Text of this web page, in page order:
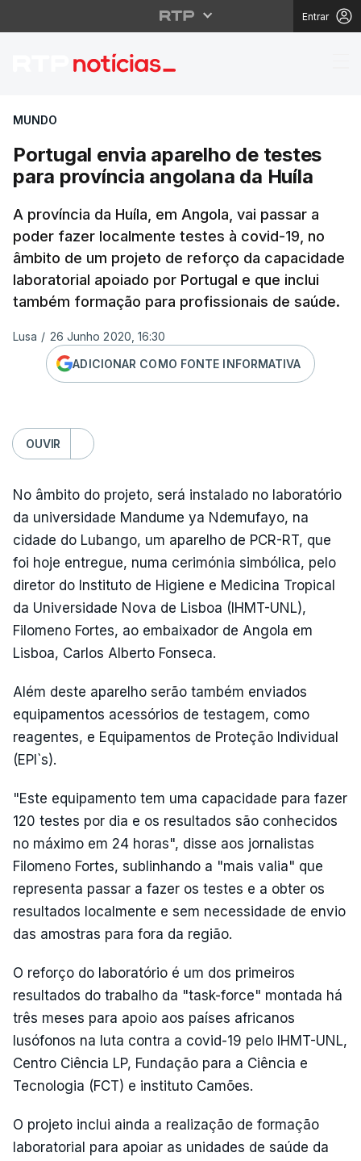
Entrar
Portugal envia
MUNDO
Portugal envia aparelho de testes
para província angolana da Huíla
A província da Huíla, em Angola, vai passar a
poder fazer localmente testes à covid-19, no
âmbito de um projeto de reforço da capacidade
laboratorial apoiado por Portugal e que inclui
também formação para profissionais de saúde.
Lusa / 26 Junho 2020, 16:30
ADICIONAR COMO FONTE INFORMATIVA
OUVIR
No âmbito do projeto, será instalado no laboratório
da universidade Mandume ya Ndemufayo, na
cidade do Lubango, um aparelho de PCR-RT, que
foi hoje entregue, numa cerimónia simbólica, pelo
diretor do Instituto de Higiene e Medicina Tropical
da Universidade Nova de Lisboa (IHMT-UNL),
Filomeno Fortes, ao embaixador de Angola em
Lisboa, Carlos Alberto Fonseca.
Além deste aparelho serão também enviados
equipamentos acessórios de testagem, como
reagentes, e Equipamentos de Proteção Individual
(EPI`s).
"Este equipamento tem uma capacidade para fazer
120 testes por dia e os resultados são conhecidos
no máximo em 24 horas", disse aos jornalistas
Filomeno Fortes, sublinhando a "mais valia" que
representa passar a fazer os testes e a obter os
resultados localmente e sem necessidade de envio
das amostras para fora da região.
O reforço do laboratório é um dos primeiros
resultados do trabalho da "task-force" montada há
três meses para apoio aos países africanos
lusófonos na luta contra a covid-19 pelo IHMT-UNL,
Centro Ciência LP, Fundação para a Ciência e
Tecnologia (FCT) e instituto Camões.
O projeto inclui ainda a realização de formação
laboratorial para apoiar as unidades de saúde da